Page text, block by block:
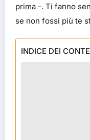
prima -. Ti fanno
se non fossi più te
INDICE DEI